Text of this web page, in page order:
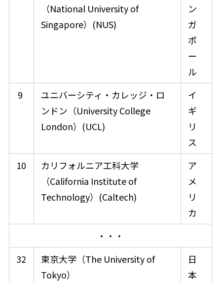
（National University of
Singapore）(NUS)
ン
ガ
ポ
ー
ル
9
ユニバーシティ・カレッジ・ロ
ンドン（University College
London）(UCL)
イ
ギ
リ
ス
10
カリフォルニア工科大学
（California Institute of
Technology）(Caltech)
ア
メ
リ
カ
・・・
32
東京大学（The University of
Tokyo）
日
本